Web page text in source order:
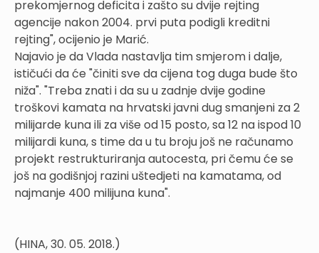
prekomjernog deficita i zašto su dvije rejting
agencije nakon 2004. prvi puta podigli kreditni
rejting", ocijenio je Marić.
Najavio je da Vlada nastavlja tim smjerom i dalje,
ističući da će "činiti sve da cijena tog duga bude što
niža". "Treba znati i da su u zadnje dvije godine
troškovi kamata na hrvatski javni dug smanjeni za 2
milijarde kuna ili za više od 15 posto, sa 12 na ispod 10
milijardi kuna, s time da u tu broju još ne računamo
projekt restrukturiranja autocesta, pri čemu će se
još na godišnjoj razini uštedjeti na kamatama, od
najmanje 400 milijuna kuna".
(HINA, 30. 05. 2018.)